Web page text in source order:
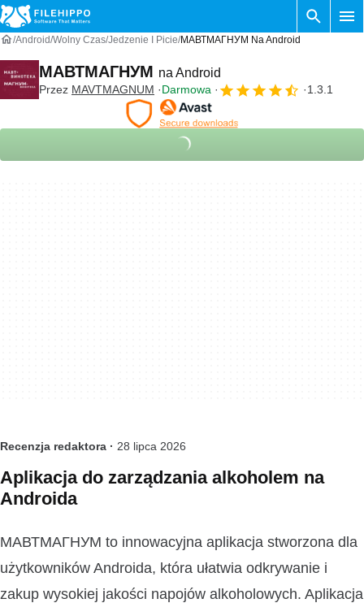
Android Wolny Czas Jedzenie I Picie МАВТМАГНУМ Na Android
МАВТМАГНУМ na Android
Przez MAVTMAGNUM Darmowa 1.3.1
Recenzja redaktora · 28 lipca 2026
Aplikacja do zarządzania alkoholem na
Androida
МАВТМАГНУМ to innowacyjna aplikacja stworzona dla
użytkowników Androida, która ułatwia odkrywanie i
zakup wysokiej jakości napojów alkoholowych. Aplikacja